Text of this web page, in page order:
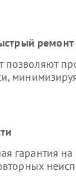
ремонт
гарантия